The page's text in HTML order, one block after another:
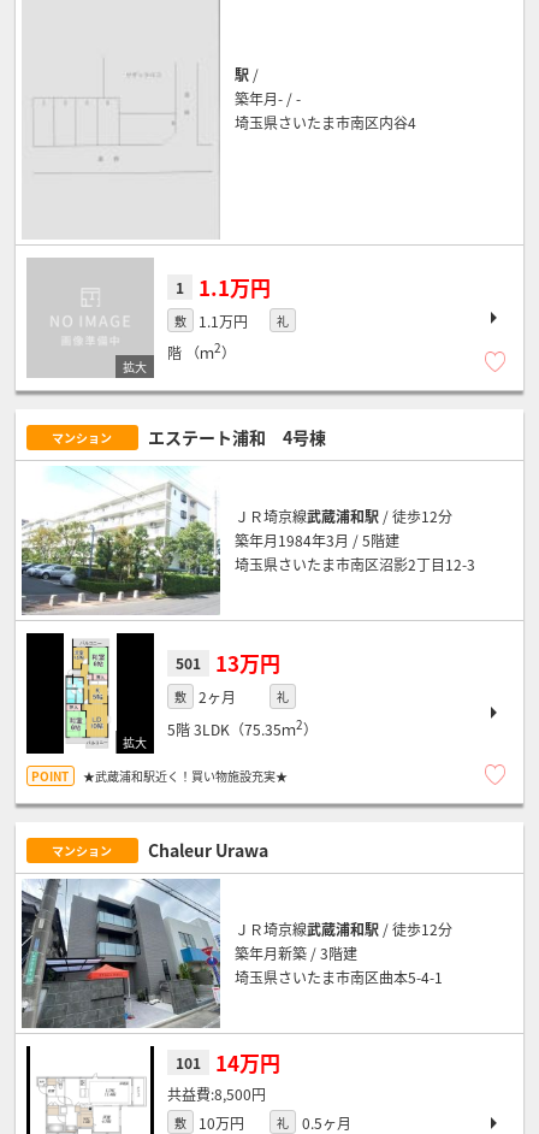
駅 /
築年月- / -
埼玉県さいたま市南区内谷4
1 1.1万円
敷 1.1万円 礼
階 （ｍ2）
マンション エステート浦和 4号棟
ＪＲ埼京線武蔵浦和駅 / 徒歩12分
築年月1984年3月 / 5階建
埼玉県さいたま市南区沼影2丁目12-3
501 13万円
敷 2ヶ月 礼
5階3LDK（75.35ｍ2）
★武蔵浦和駅近く！買い物施設充実★
マンション Chaleur Urawa
ＪＲ埼京線武蔵浦和駅 / 徒歩12分
築年月新築 / 3階建
埼玉県さいたま市南区曲本5-4-1
101 14万円
8,500円
敷 10万円 礼
0.5ヶ月